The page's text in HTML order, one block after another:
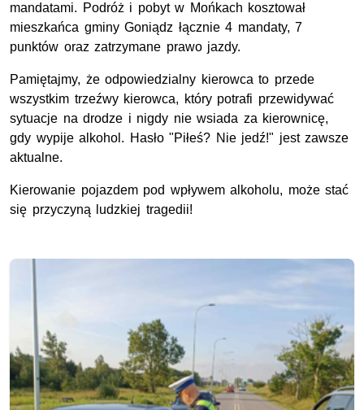
mandatami. Podróż i pobyt w Mońkach kosztował
mieszkańca gminy Goniądz łącznie 4 mandaty, 7
punktów oraz zatrzymane prawo jazdy.
Pamiętajmy, że odpowiedzialny kierowca to przede
wszystkim trzeźwy kierowca, który potrafi przewidywać
sytuacje na drodze i nigdy nie wsiada za kierownicę,
gdy wypije alkohol. Hasło "Piłeś? Nie jedź!" jest zawsze
aktualne.
Kierowanie pojazdem pod wpływem alkoholu, może stać
się przyczyną ludzkiej tragedii!